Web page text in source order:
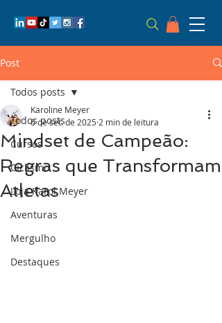
Post
Todos posts
Cursos
Ciclismo
Loja Karol Meyer
Aventuras
Mergulho
Destaques
Todos posts
Mindset de Campeão:
Regras que Transformam
Atletas
Karoline Meyer
6 de set. de 2025 2 min de leitura